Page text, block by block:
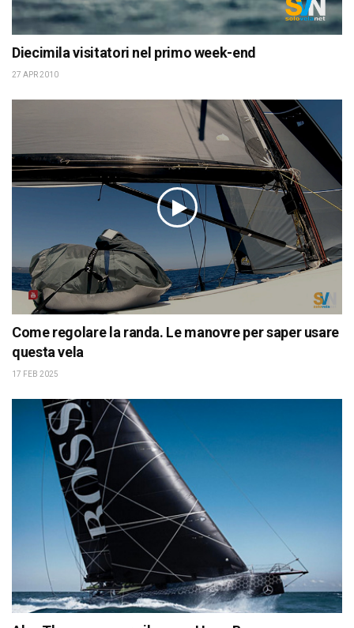
Diecimila visitatori nel primo week-end
27 APR 2010
Come regolare la randa. Le manovre per saper usare
questa vela
17 FEB 2025